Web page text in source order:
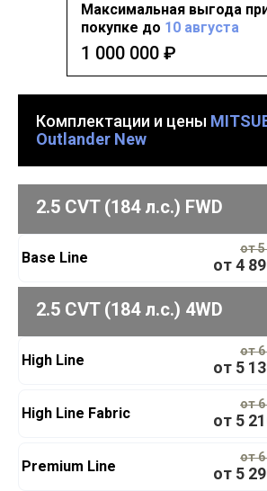
Максимальная выгода
покупке до 10 августа
1 000 000 ₽
Комплектации и цены
Outlander New
2.5 CVT (184 л.с.) FWD
Base Line
от 5
от4
2.5 CVT (184 л.с.) 4WD
High Line
от 6
от 5
High Line Fabric
от 6
от 5
Premium Line
от 6
от 5